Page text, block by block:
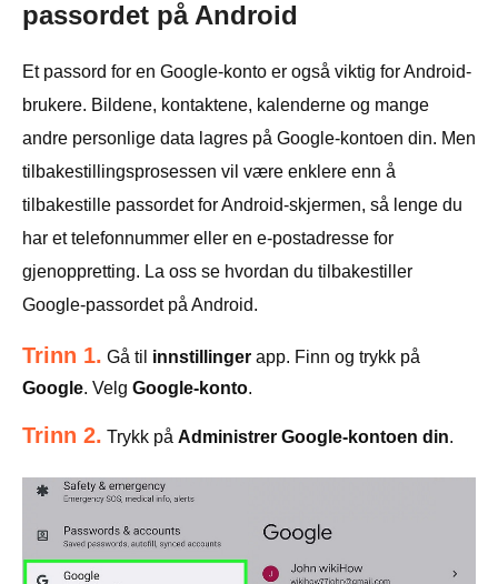
passordet på Android
Et passord for en Google-konto er også viktig for Android-
brukere. Bildene, kontaktene, kalenderne og mange
andre personlige data lagres på Google-kontoen din. Men
tilbakestillingsprosessen vil være enklere enn å
tilbakestille passordet for Android-skjermen, så lenge du
har et telefonnummer eller en e-postadresse for
gjenoppretting. La oss se hvordan du tilbakestiller
Google-passordet på Android.
Trinn 1. Gå til innstillinger app. Finn og trykk på
Google. Velg Google-konto.
Trinn 2. Trykk på Administrer Google-kontoen din.